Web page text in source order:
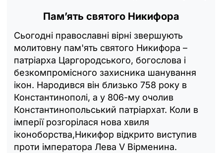
Памʼять святого Никифора
Сьогодні православні вірні звершують
молитовну пам'ять святого Никифора –
патріарха Царгородського, богослова і
безкомпромісного захисника шанування
ікон. Народився він близько 758 року в
Константинополі, а у 806-му очолив
Константинопольський патріархат. Коли в
імперії розгорілася нова хвиля
іконоборства,Никифор відкрито виступив
проти імператора Лева V Вірменина.